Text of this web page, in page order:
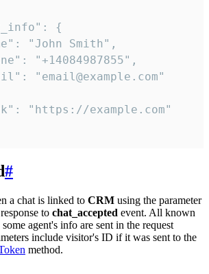
{
"John Smith",
"+14084987855",
"email@example.com"
"https://example.com"
#
a chat is linked to CRM using the parameter
to chat_accepted event. All known
agent's info are sent in the request
include visitor's ID if it was sent to the
method.